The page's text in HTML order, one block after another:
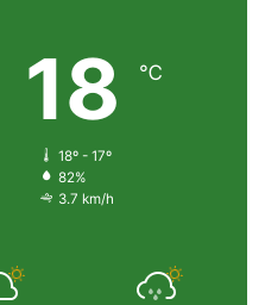
18 ℃
18º - 17º
82%
3.7 km/h